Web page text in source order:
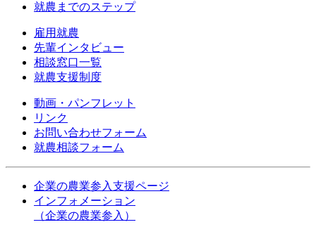
就農までのステップ
雇用就農
先輩インタビュー
相談窓口一覧
就農支援制度
動画・パンフレット
リンク
お問い合わせフォーム
就農相談フォーム
企業の農業参入支援ページ
インフォメーション
（企業の農業参入）